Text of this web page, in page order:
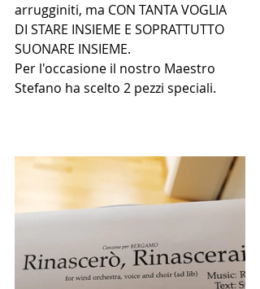
arrugginiti, ma CON TANTA VOGLIA
DI STARE INSIEME E SOPRATTUTTO
SUONARE INSIEME.
Per l'occasione il nostro Maestro
Stefano ha scelto 2 pezzi speciali.